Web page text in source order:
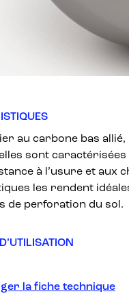
au carbone bas
sont
à l’usure et aux
les rendent
de perforation du sol.
la fiche technique